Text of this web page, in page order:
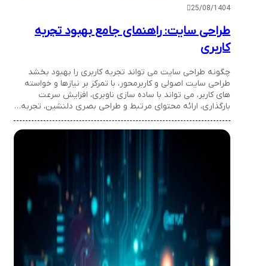
25/08/1404
طراحی سایت: راهنمای جامع بهبود تجربه
کاربری
چگونه طراحی سایت می تواند تجربه کاربری را بهبود بخشد
طراحی سایت اصولی و کاربرمحور، با تمرکز بر نیازها و خواسته
های کاربر، می تواند با ساده سازی ناوبری، افزایش سرعت
بارگذاری، ارائه محتوای مرتبط و طراحی بصری دلنشین، تجربه…